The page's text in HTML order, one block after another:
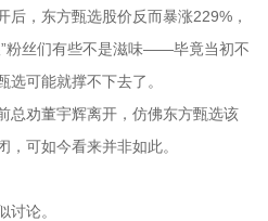
后，东方甄选股价反而暴涨229%，
粉丝们有些不是滋味——毕竟当初不
选可能就撑不下去了。
总劝董宇辉离开，仿佛东方甄选该
，可如今看来并非如此。
讨论。